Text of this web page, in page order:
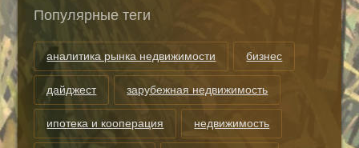
Популярные теги
аналитика рынка недвижимости бизнес
дайджест зарубежная недвижимость
ипотека и кооперация недвижимость